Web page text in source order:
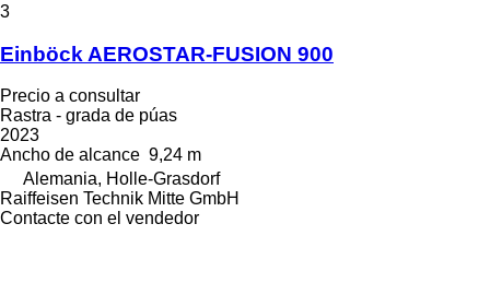
3
Einböck AEROSTAR-FUSION 900
Precio a consultar
Rastra - grada de púas
2023
Ancho de alcance 9,24 m
Alemania, Holle-Grasdorf
Raiffeisen Technik Mitte GmbH
Contacte con el vendedor